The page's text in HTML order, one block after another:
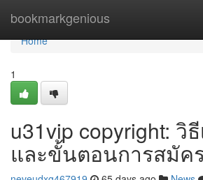
bookmarkgenious
Home
Home
1
u31vip copyright: วิ
และขั้นตอนการสมัค